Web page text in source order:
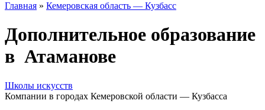
Главная » Кемеровская область — Кузбасс
Дополнительное образование
в Атаманове
Школы искусств
Компании в городах Кемеровской области — Кузбасса